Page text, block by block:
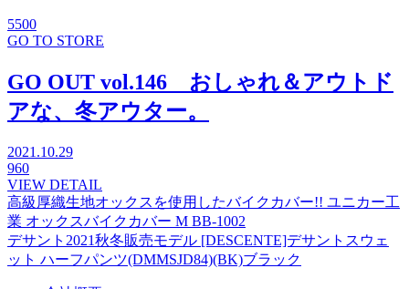
5500
GO TO STORE
GO OUT vol.146 おしゃれ＆アウトド
アな、冬アウター。
2021.10.29
960
VIEW DETAIL
高級厚織生地オックスを使用したバイクカバー!! ユニカー工
業 オックスバイクカバー M BB-1002
デサント2021秋冬販売モデル [DESCENTE]デサントスウェ
ット ハーフパンツ(DMMSJD84)(BK)ブラック